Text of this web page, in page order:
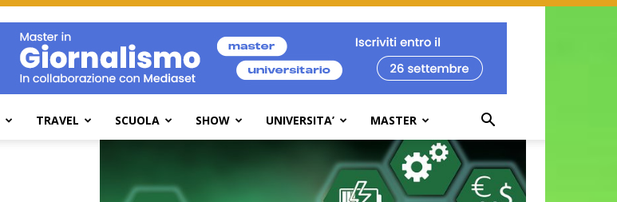
TRAVEL SCUOLA SHOW UNIVERSITA’ MASTER